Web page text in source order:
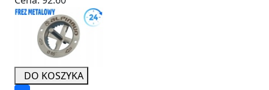
DO KOSZYKA